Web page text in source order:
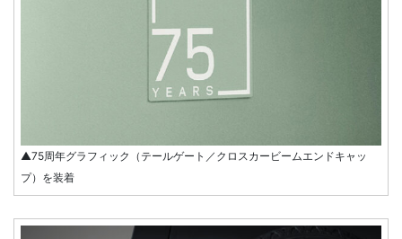
▲75周年グラフィック（テールゲート／クロスカービームエンドキャッ
プ）を装着